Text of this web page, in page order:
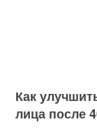
Как
лица после